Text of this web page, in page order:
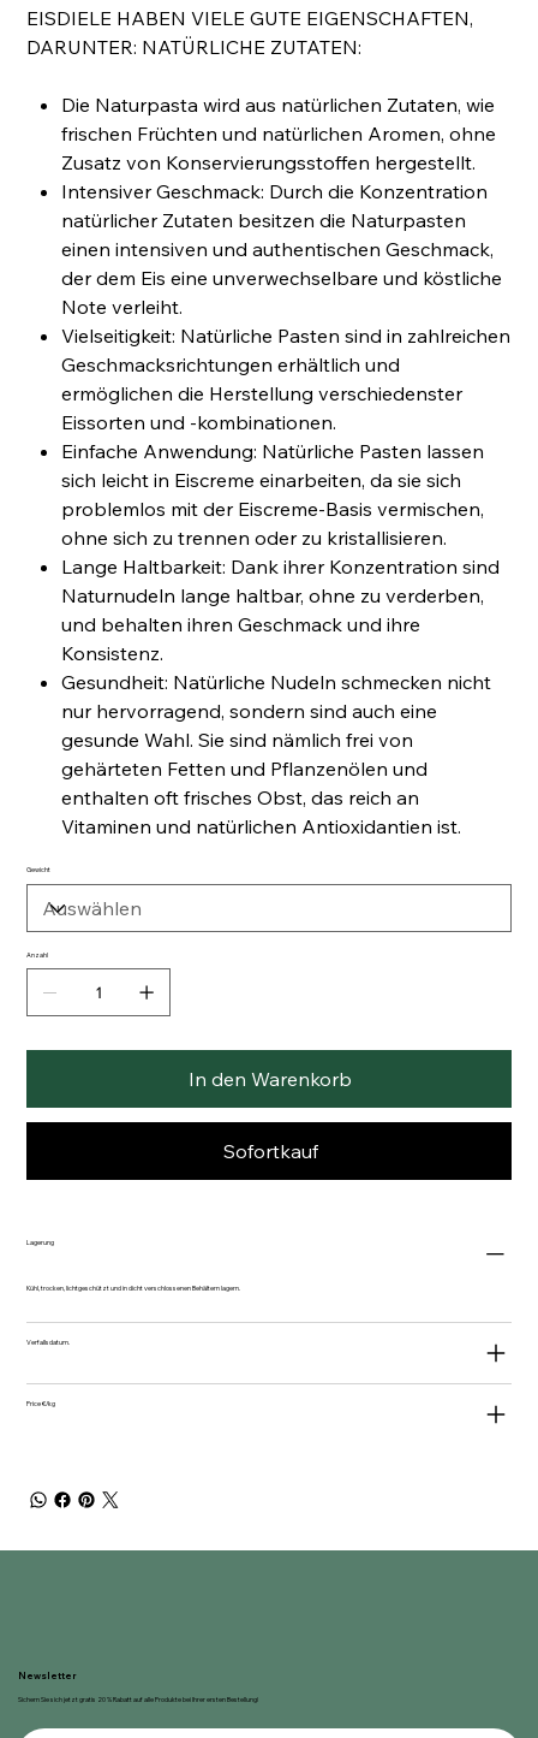
EISDIELE HABEN VIELE GUTE EIGENSCHAFTEN,
DARUNTER: NATÜRLICHE ZUTATEN:
Die Naturpasta wird aus natürlichen Zutaten, wie
frischen Früchten und natürlichen Aromen, ohne
Zusatz von Konservierungsstoffen hergestellt.
Intensiver Geschmack: Durch die Konzentration
natürlicher Zutaten besitzen die Naturpasten
einen intensiven und authentischen Geschmack,
der dem Eis eine unverwechselbare und köstliche
Note verleiht.
Vielseitigkeit: Natürliche Pasten sind in zahlreichen
Geschmacksrichtungen erhältlich und
ermöglichen die Herstellung verschiedenster
Eissorten und -kombinationen.
Einfache Anwendung: Natürliche Pasten lassen
sich leicht in Eiscreme einarbeiten, da sie sich
problemlos mit der Eiscreme-Basis vermischen,
ohne sich zu trennen oder zu kristallisieren.
Lange Haltbarkeit: Dank ihrer Konzentration sind
Naturnudeln lange haltbar, ohne zu verderben,
und behalten ihren Geschmack und ihre
Konsistenz.
Gesundheit: Natürliche Nudeln schmecken nicht
nur hervorragend, sondern sind auch eine
gesunde Wahl. Sie sind nämlich frei von
gehärteten Fetten und Pflanzenölen und
enthalten oft frisches Obst, das reich an
Vitaminen und natürlichen Antioxidantien ist.
Gewicht
Anzahl
In den Warenkorb
Sofortkauf
Lagerung
Kühl, trocken, lichtgeschützt und in dicht verschlossenen Behältern lagern.
Verfallsdatum.
Price €/kg
Newsletter
Sichern Sie sich jetzt gratis 20 % Rabatt auf alle Produkte bei Ihrer ersten Bestellung!